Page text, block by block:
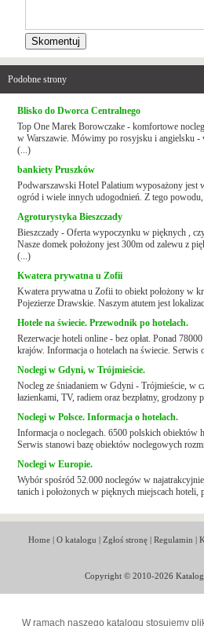
Podobne strony
Blisko do Dworca Centralnego
Top One Marek Borowczake - komfortowe
w Warszawie. Mówimy po rosyjsku i angielsku -
(...)
bankiety Pruszków
Podwarszawski Hotel Palatium wyposażony jest
ogród i wiele innych udogodnień. Z tego
Agroturystyka Bieszczady
Bieszczady - Oferta wypoczynku w pięknych ,
Nasze domek położony jest 300m od zalewu z
(...)
Kwatera prywatna u Zofii
Kwatera prywatna u Zofii to obiekt położony w
Pojezierze Drawskie. Naszym atutem jest
Hotele na świecie. Przewodnik po hotelach.
Rezerwacje hoteli online - bez opłat. Ponad
krajów. Informacja o hotelach na świecie. Serwis
Noclegi w Gdyni, w Trójmieście.
Nocleg ze śniadaniem w Gdyni - Trójmieście, w
łazienkami, TV, radiem oraz bezpłatny,
Noclegi w Polsce. Informacja o hotelach.
Informacja o noclegach. 6500 polskich obiektów
Serwis stanowi bazę obiektów noclegowych
Noclegi w Europie.
Wybór spośród 52.000 noclegów w
tanich i położonych w pięknych miejscach hoteli,
Home| O katalogu | Zgłoś stronę| Regulamin |
Copyright © 2010-2026 Katalog
W ramach naszego katalogu stosujemy